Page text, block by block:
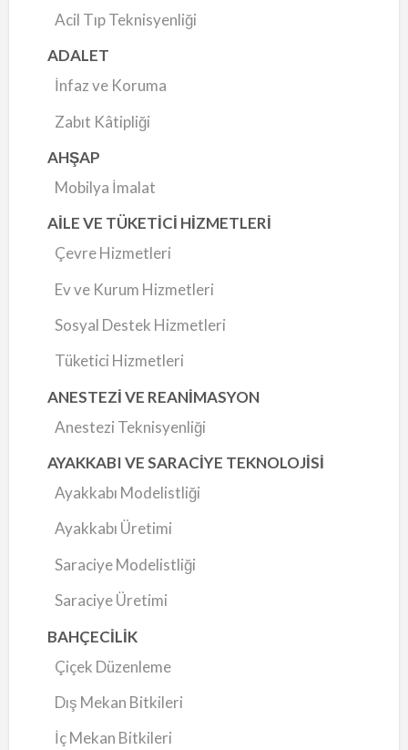
Acil Tıp Teknisyenliği
ADALET
İnfaz ve Koruma
Zabıt Kâtipliği
AHŞAP
Mobilya İmalat
AİLE VE TÜKETİCİ HİZMETLERİ
Çevre Hizmetleri
Ev ve Kurum Hizmetleri
Sosyal Destek Hizmetleri
Tüketici Hizmetleri
ANESTEZİ VE REANİMASYON
Anestezi Teknisyenliği
AYAKKABI VE SARACİYE TEKNOLOJİSİ
Ayakkabı Modelistliği
Ayakkabı Üretimi
Saraciye Modelistliği
Saraciye Üretimi
BAHÇECİLİK
Çiçek Düzenleme
Dış Mekan Bitkileri
İç Mekan Bitkileri